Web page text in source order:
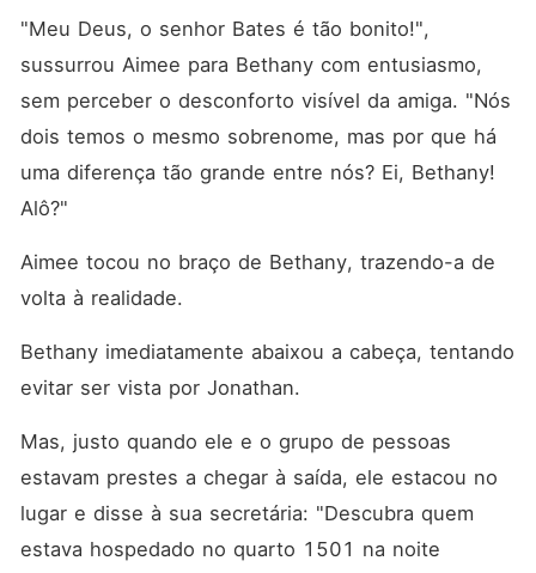
"Meu Deus, o senhor Bates é tão bonito!",
sussurrou Aimee para Bethany com entusiasmo,
sem perceber o desconforto visível da amiga. "Nós
dois temos o mesmo sobrenome, mas por que há
uma diferença tão grande entre nós? Ei, Bethany!
Alô?"
Aimee tocou no braço de Bethany, trazendo-a de
volta à realidade.
Bethany imediatamente abaixou a cabeça, tentando
evitar ser vista por Jonathan.
Mas, justo quando ele e o grupo de pessoas
estavam prestes a chegar à saída, ele estacou no
lugar e disse à sua secretária: "Descubra quem
estava hospedado no quarto 1501 na noite